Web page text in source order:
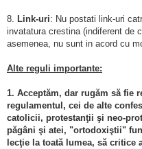
8. Link-uri: Nu postati link-uri
invatatura crestina (indiferent de
asemenea, nu sunt in acord cu
Alte reguli importante:
1. Acceptăm, dar rugăm să fie
regulamentul, cei de alte
catolicii, protestanţii şi neo-
păgâni şi atei, "ortodoxiştii"
lecţie la toată lumea, să